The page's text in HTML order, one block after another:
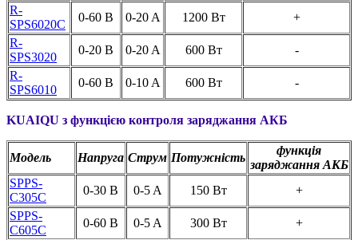
R-
SPS6020C
0-60 В 0-20 A 1200 Вт
+
R-
SPS3020
0-20 В 0-20 A 600 Вт
-
R-
SPS6010
0-60 В 0-10 A 600 Вт -
KUAIQU з функцією контроля заряджання АКБ
Модель Напруга Струм Потужність
функція
заряджання АКБ
SPPS-
C305C
0-30 В 0-5 A 150 Вт
+
SPPS-
C605C
0-60 В 0-5 A 300 Вт +